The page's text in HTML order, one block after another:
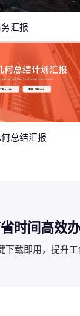
汇报
总结汇报
时间高效
下载即用，提升